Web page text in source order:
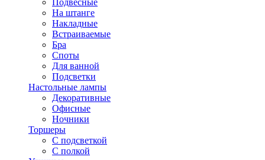
Подвесные
На штанге
Накладные
Встраиваемые
Бра
Споты
Для ванной
Подсветки
Настольные лампы
Декоративные
Офисные
Ночники
Торшеры
С подсветкой
С полкой